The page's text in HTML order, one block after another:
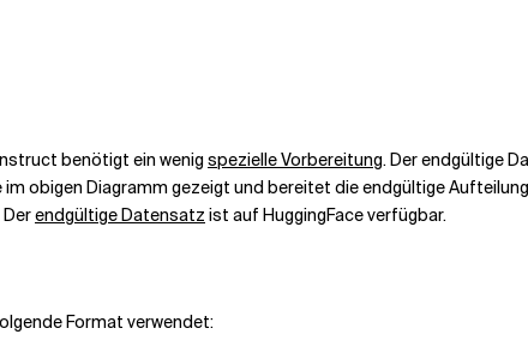
benötigt ein wenig spezielle Vorbereitung. Der endgültige
obigen Diagramm gezeigt und bereitet die endgültige
endgültige Datensatz ist auf HuggingFace verfügbar.
Format verwendet: